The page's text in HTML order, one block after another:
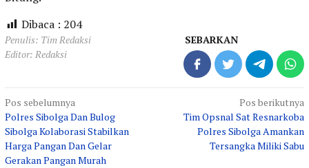
Dibaca : 204
Penulis: Tim Redaksi
Editor: Redaksi
SEBARKAN
Navigasi
pos
Pos sebelumnya
Polres Sibolga Dan Bulog
Sibolga Kolaborasi Stabilkan
Harga Pangan Dan Gelar
Gerakan Pangan Murah
Pos berikutnya
Tim Opsnal Sat Resnarkoba
Polres Sibolga Amankan
Tersangka Miliki Sabu